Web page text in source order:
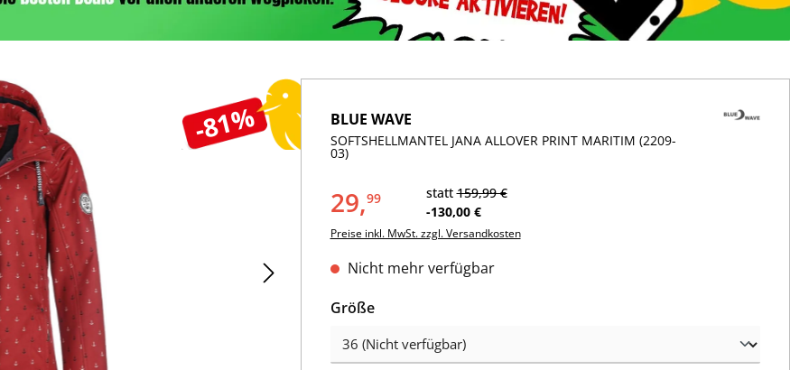
-81% BLUE WAVE
SOFTSHELLMANTEL JANA ALLOVER PRINT MARITIM (2209-
03)
29,99 statt159,99 €
-130,00 €
Preise inkl. MwSt. zzgl. Versandkosten
Nicht mehr verfügbar
Größeauswählen